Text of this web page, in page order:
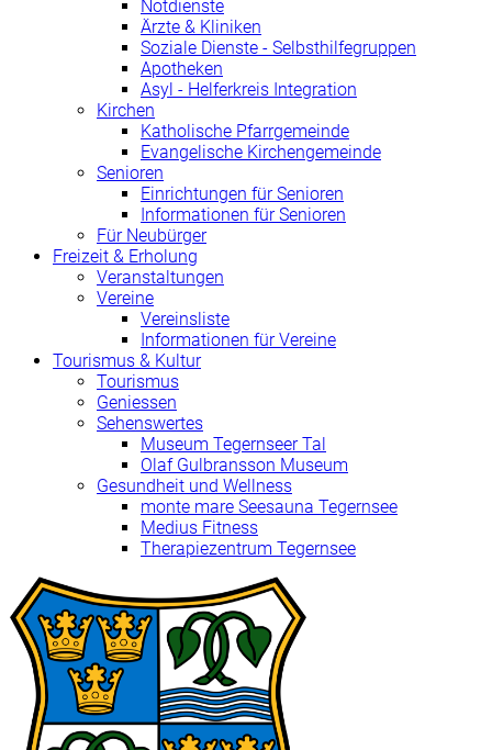
Notdienste
Ärzte & Kliniken
Soziale Dienste - Selbsthilfegruppen
Apotheken
Asyl - Helferkreis Integration
Kirchen
Katholische Pfarrgemeinde
Evangelische Kirchengemeinde
Senioren
Einrichtungen für Senioren
Informationen für Senioren
Für Neubürger
Freizeit & Erholung
Veranstaltungen
Vereine
Vereinsliste
Informationen für Vereine
Tourismus & Kultur
Tourismus
Geniessen
Sehenswertes
Museum Tegernseer Tal
Olaf Gulbransson Museum
Gesundheit und Wellness
monte mare Seesauna Tegernsee
Medius Fitness
Therapiezentrum Tegernsee